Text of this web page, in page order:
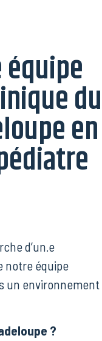
du
en
d’un.e
notre équipe
un environnement
?